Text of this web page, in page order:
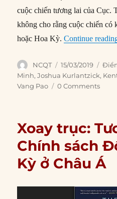
cuộc chiến tương lai của Cục.
không cho rằng cuộc chiến có
hoặc Hoa Kỳ.Continue
Author
NCQT
Posted
on
15/03/2019
Minh,Joshua Kurlantzick,
Vang Pao
0 Comments
Xoay trục:
Chính sách
Kỳ ở Châu Á